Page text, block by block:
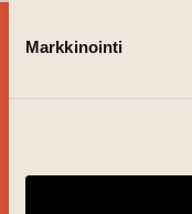
Markkinointi
TILAA
PYSY